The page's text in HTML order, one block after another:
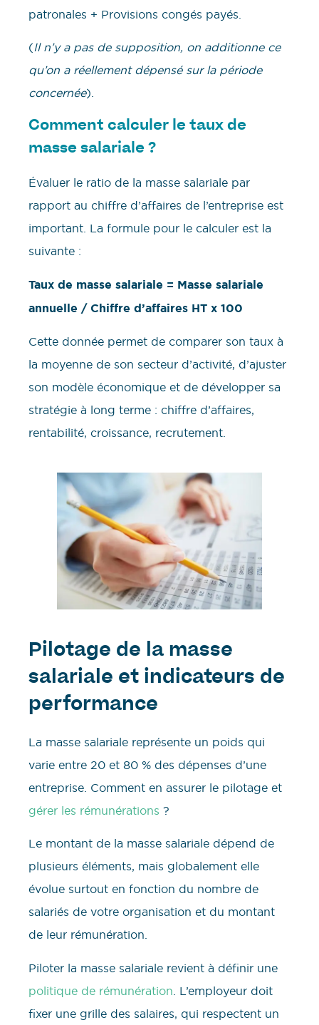
patronales + Provisions congés payés.
(Il n’y a pas de supposition, on additionne ce
qu’on a réellement dépensé sur la période
concernée).
Comment calculer le taux de
masse salariale ?
Évaluer le ratio de la masse salariale par
rapport au chiffre d’affaires de l’entreprise est
important. La formule pour le calculer est la
suivante :
Taux de masse salariale = Masse salariale
annuelle / Chiffre d’affaires HT x 100
Cette donnée permet de comparer son taux à
la moyenne de son secteur d’activité, d’ajuster
son modèle économique et de développer sa
stratégie à long terme : chiffre d’affaires,
rentabilité, croissance, recrutement.
Pilotage de la masse
salariale et indicateurs de
performance
La masse salariale représente un poids qui
varie entre 20 et 80 % des dépenses d’une
entreprise. Comment en assurer le pilotage et
gérer les rémunérations ?
Le montant de la masse salariale dépend de
plusieurs éléments, mais globalement elle
évolue surtout en fonction du nombre de
salariés de votre organisation et du montant
de leur rémunération.
Piloter la masse salariale revient à définir une
politique de rémunération . L’employeur doit
fixer une grille des salaires, qui respectent un